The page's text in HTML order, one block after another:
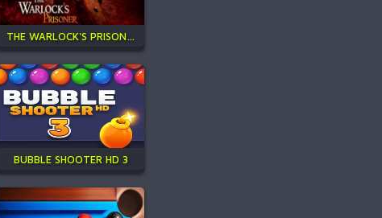
THE WARLOCK'S PRISONER
BUBBLE SHOOTER HD 3